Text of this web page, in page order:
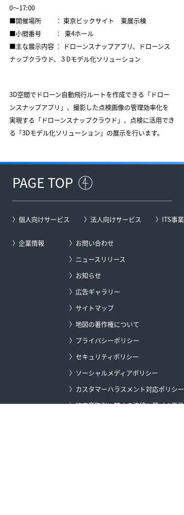
0〜17:00
■開催場所 ： 東京ビックサイト 東展示棟
■小間番号 ： 東4ホール
■主な展示内容 ： ドローンスナップアプリ、ドローンス
ナップクラウド、３Dモデル化ソリューション
3D空間でドローン自動飛行ルートを作成できる「ドロー
ンスナップアプリ」、撮影した点検画像の管理効率化を
実現する「ドローンスナップクラウド」、点検に活用でき
る「3Dモデル化ソリューション」の展示を行います。
PAGE TOP
個人向けサービス 法人向けサービス ITS事業
企業情報
お問い合わせ
ニュースリリース
お知らせ
広告ギャラリー
サイトマップ
地図の著作権について
プライバシーポリシー
セキュリティポリシー
ソーシャルメディアポリシー
カスタマーハラスメント対応ポリシー
特定商取引に関する法律に基づく表示